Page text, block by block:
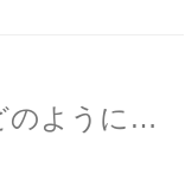
古墳時代以前の人たちはどのようにして鉄鉱石を探したのだろう？